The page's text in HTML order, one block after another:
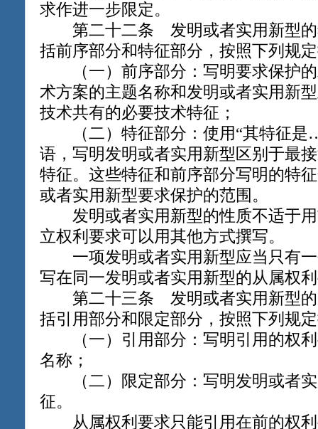
求作进一步限定。
第二十二条 发明或者实用新型的
括前序部分和特征部分，按照下列规
（一）前序部分：写明要求保护的
术方案的主题名称和发明或者实用新
技术共有的必要技术特征；
（二）特征部分：使用“其特征是
语，写明发明或者实用新型区别于最
特征。这些特征和前序部分写明的特
或者实用新型要求保护的范围。
发明或者实用新型的性质不适于用
立权利要求可以用其他方式撰写。
一项发明或者实用新型应当只有一
写在同一发明或者实用新型的从属权
第二十三条 发明或者实用新型的
括引用部分和限定部分，按照下列规
（一）引用部分：写明引用的权利
名称；
（二）限定部分：写明发明或者实
征。
从属权利要求只能引用在前的权利